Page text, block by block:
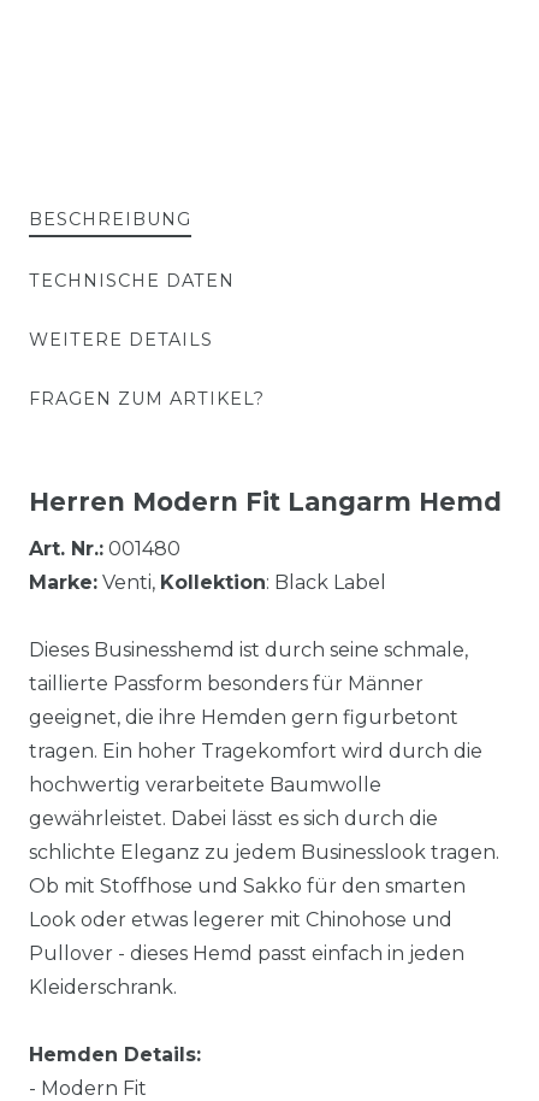
BESCHREIBUNG
TECHNISCHE DATEN
WEITERE DETAILS
FRAGEN ZUM ARTIKEL?
Herren Modern Fit Langarm Hemd
Art. Nr.: 001480
Marke: Venti, Kollektion: Black Label
Dieses Businesshemd ist durch seine schmale,
taillierte Passform besonders für Männer
geeignet, die ihre Hemden gern figurbetont
tragen. Ein hoher Tragekomfort wird durch die
hochwertig verarbeitete Baumwolle
gewährleistet. Dabei lässt es sich durch die
schlichte Eleganz zu jedem Businesslook tragen.
Ob mit Stoffhose und Sakko für den smarten
Look oder etwas legerer mit Chinohose und
Pullover - dieses Hemd passt einfach in jeden
Kleiderschrank.
Hemden Details:
- Modern Fit